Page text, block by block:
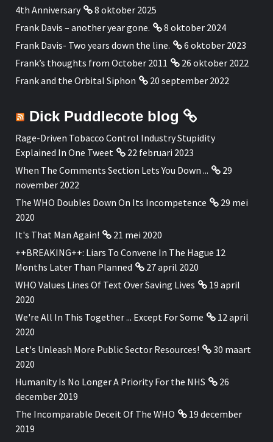
4th Anniversary
8 oktober 2025
Frank Davis – another year gone.
8 oktober 2024
Frank Davis- Two years down the line.
6 oktober 2023
Frank’s thoughts from October 2011
26 oktober 2022
Frank and the Orbital Siphon
20 september 2022
Dick Puddlecote blog
Rage-Driven Tobacco Control Industry Stupidity
Explained In One Tweet
22 februari 2023
When The Comments Section Lets You Down ...
29
november 2022
The WHO Doubles Down On Its Incompetence
29 mei
2020
It's That Man Again!
21 mei 2020
++BREAKING++: Liars To Convene In The Hague 12
Months Later Than Planned
27 april 2020
WHO Values Lines Of Text Over Saving Lives
19 april
2020
We're All In This Together ... Except For Some
12 april
2020
Let's Unleash More Public Sector Resources!
30 maart
2020
Humanity Is No Longer A Priority For the NHS
26
december 2019
The Incomparable Deceit Of The WHO
19 december
2019